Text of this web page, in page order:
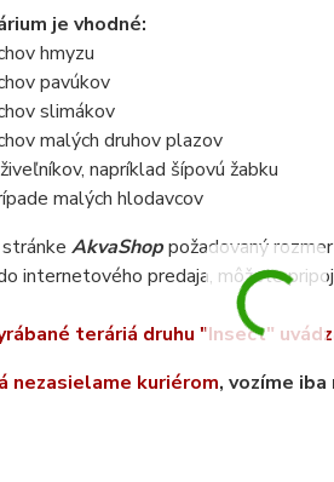
je vhodné:
hmyzu
pavúkov
slimákov
malých druhov plazov
napríklad šípovú žabku
malých hlodavcov
AkvaShoppožadovaný
internetového predaja, môžete
teráriá druhu "Insect"
nezasielame kuriérom, vozíme